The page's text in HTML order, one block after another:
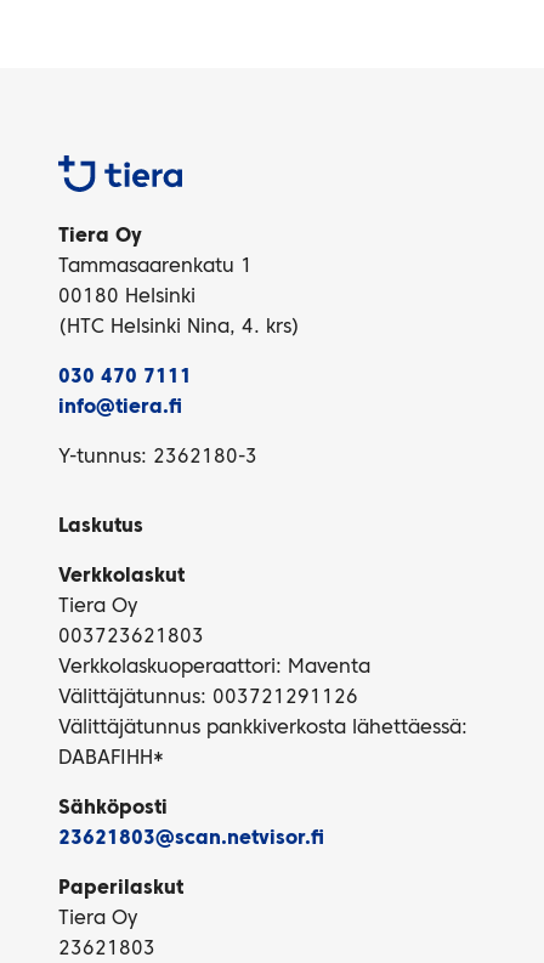
Tiera
Tiera Oy
Tammasaarenkatu 1
00180 Helsinki
(HTC Helsinki Nina, 4. krs)
030 470 7111
info@tiera.fi
Y-tunnus: 2362180-3
Laskutus
Verkkolaskut
Tiera Oy
003723621803
Verkkolaskuoperaattori: Maventa
Välittäjätunnus: 003721291126
Välittäjätunnus pankkiverkosta lähettäessä:
DABAFIHH*
Sähköposti
23621803@scan.netvisor.fi
Paperilaskut
Tiera Oy
23621803